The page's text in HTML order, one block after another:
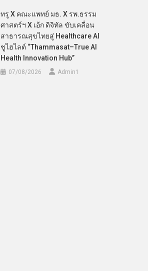
ทรู X คณะแพทย์ มธ. X รพ.ธรรม
ศาสตร์ฯ X เอ้ก ดิจิทัล ขับเคลื่อน
สาธารณสุขไทยสู่ Healthcare AI
ชูไฮไลต์ “Thammasat–True AI
Health Innovation Hub”
07/08/2026 Admin​1